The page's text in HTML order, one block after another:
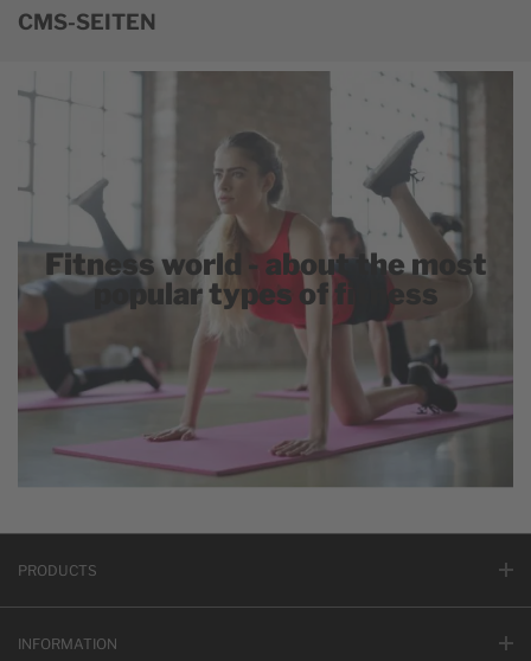
CMS-SEITEN
Fitness world - about the most
popular types of fitness
PRODUCTS
INFORMATION